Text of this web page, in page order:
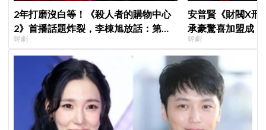
2年打磨沒白等！《殺人者的購物中心
2》首播話題炸裂，李棟旭放話：第三
季找我，我就拍
韓劇
安普賢《財閥X刑
承豪驚喜加盟成
曝：太有存在感
韓劇